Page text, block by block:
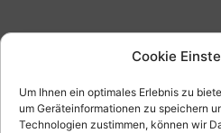
Cookie
Um Ihnen ein optimales Erlebnis zu
um Geräteinformationen zu speichern
Technologien zustimmen, können wir